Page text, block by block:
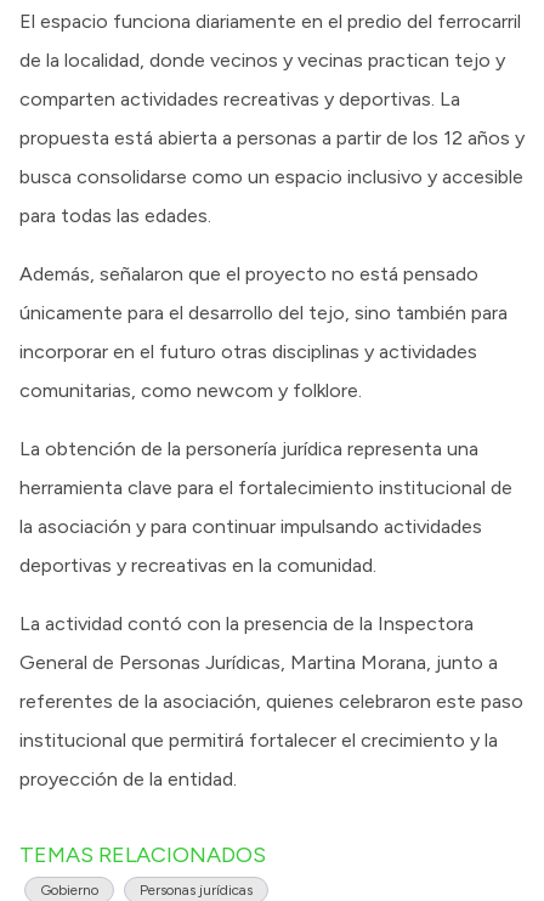
El espacio funciona diariamente en el predio del ferrocarril
de la localidad, donde vecinos y vecinas practican tejo y
comparten actividades recreativas y deportivas. La
propuesta está abierta a personas a partir de los 12 años y
busca consolidarse como un espacio inclusivo y accesible
para todas las edades.
Además, señalaron que el proyecto no está pensado
únicamente para el desarrollo del tejo, sino también para
incorporar en el futuro otras disciplinas y actividades
comunitarias, como newcom y folklore.
La obtención de la personería jurídica representa una
herramienta clave para el fortalecimiento institucional de
la asociación y para continuar impulsando actividades
deportivas y recreativas en la comunidad.
La actividad contó con la presencia de la Inspectora
General de Personas Jurídicas, Martina Morana, junto a
referentes de la asociación, quienes celebraron este paso
institucional que permitirá fortalecer el crecimiento y la
proyección de la entidad.
TEMAS RELACIONADOS
Gobierno Personas jurídicas